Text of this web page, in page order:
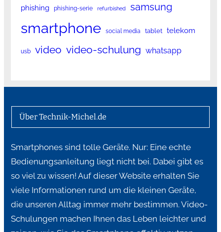
phishing phishing-serie refurbished samsung
smartphone social media tablet telekom
usb video video-schulung whatsapp
Über Technik-Michel.de
Smartphones sind tolle Geräte. Nur: Eine echte
Bedienungsanleitung liegt nicht bei. Dabei gibt es
so viel zu wissen! Auf dieser Website erhalten Sie
viele Informationen rund um die kleinen Geräte,
die unseren Alltag immer mehr bestimmen. Video-
Schulungen machen Ihnen das Leben leichter und